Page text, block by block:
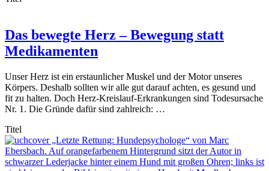
Das bewegte Herz – Bewegung statt
Medikamenten
Unser Herz ist ein erstaunlicher Muskel und der Motor unseres
Körpers. Deshalb sollten wir alle gut darauf achten, es gesund und
fit zu halten. Doch Herz-Kreislauf-Erkrankungen sind Todesursache
Nr. 1. Die Gründe dafür sind zahlreich: …
Titel